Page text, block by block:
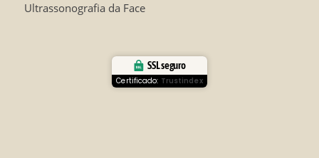
Ultrassonografia da Face
SSL seguro
Certificado: Trustindex